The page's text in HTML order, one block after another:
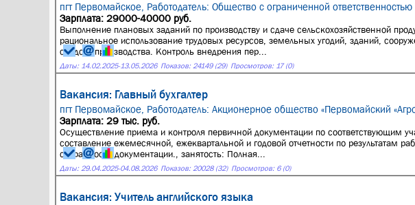
пгт Первомайское, Работодатель: Общество с ограниченной ответственностью
Зарплата: 29000-40000 руб.
Выполнение плановых заданий по производству и сдаче сельскохозяйственной
рациональное использование трудовых ресурсов, земельных угодий, зданий,
средств производства. Контроль внедрения пер...
Даты: 14.02.2025-13.05.2026 Показов: 24149 (29) Просмотров: 17 (0)
Вакансия: Главный бухгалтер
пгт Первомайское, Работодатель: Акционерное общество «Первомайский
Зарплата: 29 тыс. руб.
Осуществление приема и контроля первичной документации по соответствующим
составление ежемесячной, ежеквартальной и годовой отчетности по результатам
сохранности документации., занятость: Полная...
Даты: 29.04.2025-04.08.2026 Показов: 20028 (32) Просмотров: 6 (0)
Вакансия: Учитель английского языка